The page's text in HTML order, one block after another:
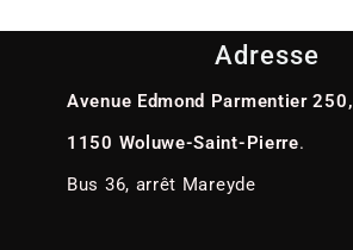
Adresse
Avenue Edmond Parmentier 250,
1150 Woluwe-Saint-Pierre.
Bus 36, arrêt Mareyde